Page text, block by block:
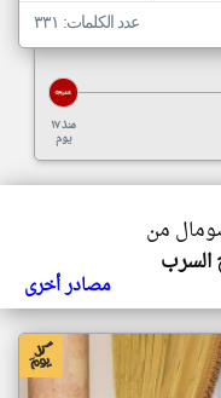
عدد الكلمات: ٣٣١
منذ ١٧
يوم
من
السرب
مصادر أخرى